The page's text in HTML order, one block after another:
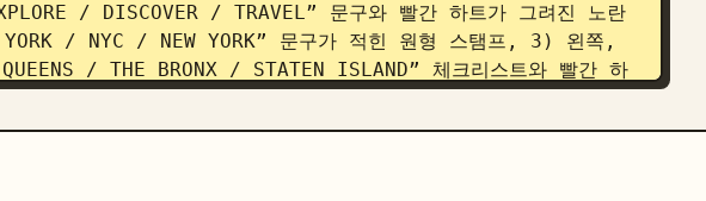
/ DISCOVER / TRAVEL” 문구와 빨간 하트가 그려진 노란
/ NYC / NEW YORK” 문구가 적힌 원형 스탬프, 3) 왼쪽,
/ THE BRONX / STATEN ISLAND” 체크리스트와 빨간 하
모양과 함께 “ADVENTURE WAITS”라고 적힌 메모, 6) 왼쪽 하